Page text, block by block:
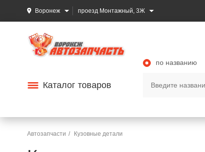
Воронеж проезд Монтажный, 3Ж
Каталог товаров
по названию
Автозапчасти Кузовные детали